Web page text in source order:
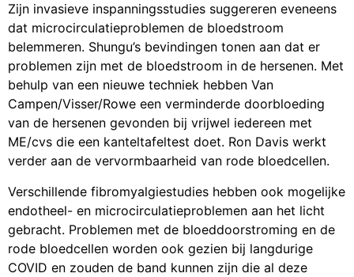
Zijn invasieve inspanningsstudies suggereren eveneens
dat microcirculatieproblemen de bloedstroom
belemmeren. Shungu’s bevindingen tonen aan dat er
problemen zijn met de bloedstroom in de hersenen. Met
behulp van een nieuwe techniek hebben Van
Campen/Visser/Rowe een verminderde doorbloeding
van de hersenen gevonden bij vrijwel iedereen met
ME/cvs die een kanteltafeltest doet. Ron Davis werkt
verder aan de vervormbaarheid van rode bloedcellen.
Verschillende fibromyalgiestudies hebben ook mogelijke
endotheel- en microcirculatieproblemen aan het licht
gebracht. Problemen met de bloeddoorstroming en de
rode bloedcellen worden ook gezien bij langdurige
COVID en zouden de band kunnen zijn die al deze